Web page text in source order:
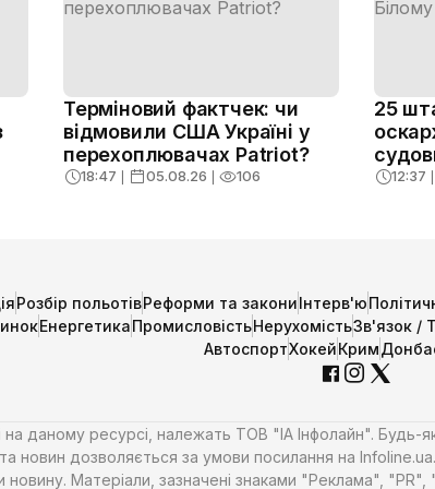
Терміновий фактчек: чи
відмовили США Україні у
перехоплювачах Patriot?
18:47 ❘ 05.08.26 ❘ 106
25
дому
12:37 ❘
Розбір польотівРеформи та закониІнтерв'ю
ЕнергетикаПромисловістьНерухомістьЗв'язок /
АвтоспортХокейКрим
на даному ресурсі, належать ТОВ "ІА Інфолайн".
новин дозволяється за умови посилання на
Матеріали, зазначені знаками "Реклама",